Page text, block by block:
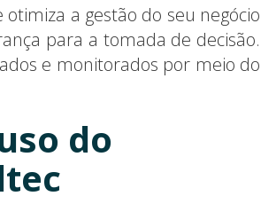
a gestão do seu negócio
para a tomada de decisão.
e monitorados por meio do
do